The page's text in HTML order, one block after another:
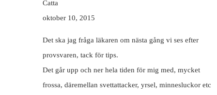
Catta
oktober 10, 2015
Det ska jag fråga läkaren om nästa gång vi ses efter
provsvaren, tack för tips.
Det går upp och ner hela tiden för mig med, mycket
frossa, däremellan svettattacker, yrsel, minnesluckor etc